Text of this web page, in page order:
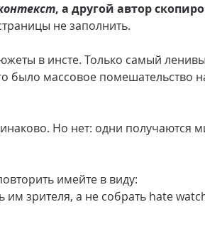
, а другой автор
не заполнить.
в инсте. Только самый
было массовое помешательство
Но нет: одни получаются
имейте в виду:
им зрителя, а не собрать hate